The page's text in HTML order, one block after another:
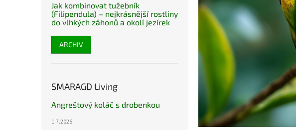
Jak kombinovat tužebník
(Filipendula) – nejkrásnější rostliny
do vlhkých záhonů a okolí jezírek
ARCHIV
SMARAGD Living
Angreštový koláč s drobenkou
1.7.2026